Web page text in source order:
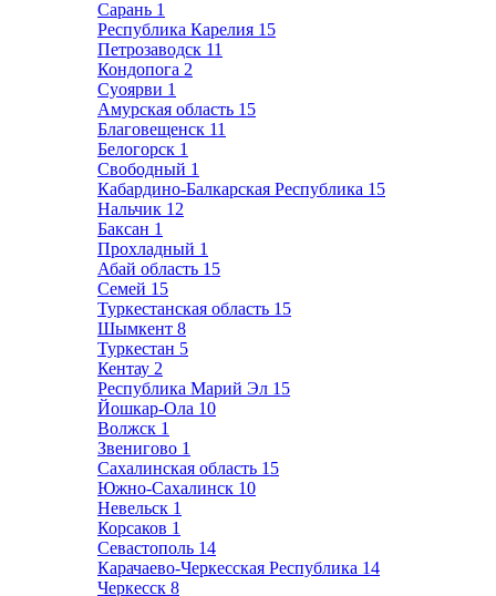
Сарань 1
Республика Карелия 15
Петрозаводск 11
Кондопога 2
Суоярви 1
Амурская область 15
Благовещенск 11
Белогорск 1
Свободный 1
Кабардино-Балкарская Республика 15
Нальчик 12
Баксан 1
Прохладный 1
Абай область 15
Семей 15
Туркестанская область 15
Шымкент 8
Туркестан 5
Кентау 2
Республика Марий Эл 15
Йошкар-Ола 10
Волжск 1
Звенигово 1
Сахалинская область 15
Южно-Сахалинск 10
Невельск 1
Корсаков 1
Севастополь 14
Карачаево-Черкесская Республика 14
Черкесск 8